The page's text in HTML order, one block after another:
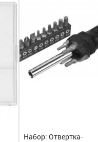
Набор: Отвертка-